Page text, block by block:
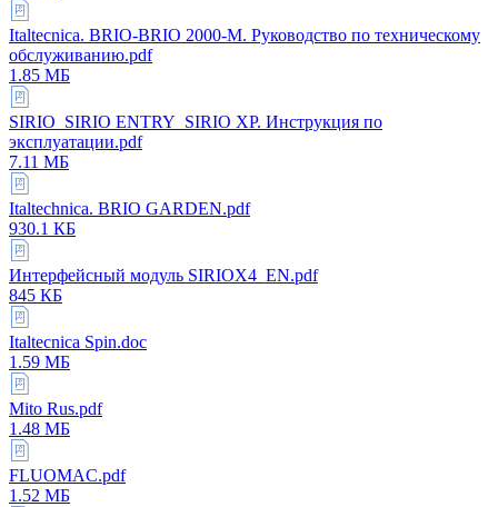
Italtecnica. BRIO-BRIO 2000-M. Руководство по техническому
обслуживанию.pdf
1.85 МБ
SIRIO_SIRIO ENTRY_SIRIO XP. Инструкция по
эксплуатации.pdf
7.11 МБ
Italtechnica. BRIO GARDEN.pdf
930.1 КБ
Интерфейсный модуль SIRIOX4_EN.pdf
845 КБ
Italtecnica Spin.doc
1.59 МБ
Mito Rus.pdf
1.48 МБ
FLUOMAC.pdf
1.52 МБ